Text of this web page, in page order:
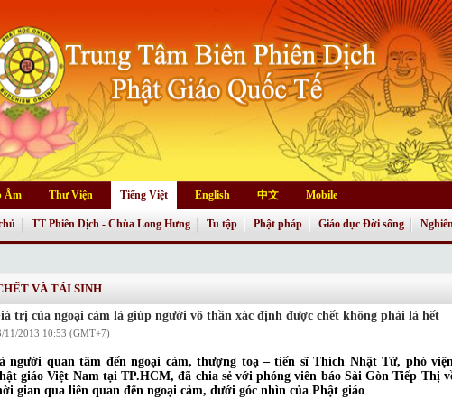
Âm Thư Viện Tiếng Việt English 中文 Mobile
TT Phiên Dịch - Chùa Long Hưng Tu tập Phật pháp Giáo dục Đời sống
VÀ TÁI SINH
trị của ngoại cảm là giúp người vô thần xác định được chết không phải là hết
11/2013 10:53 (GMT+7)
người quan tâm đến ngoại cảm, thượng toạ – tiến sĩ Thích Nhật Từ, phó
giáo Việt Nam tại TP.HCM, đã chia sẻ với phóng viên báo Sài Gòn Tiếp Thị
gian qua liên quan đến ngoại cảm, dưới góc nhìn của Phật giáo